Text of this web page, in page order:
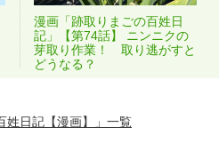
漫画「跡取りまごの百姓日
記」【第74話】 ニンニクの
芽取り作業！ 取り逃がすと
どうなる？
姓日記【漫画】」